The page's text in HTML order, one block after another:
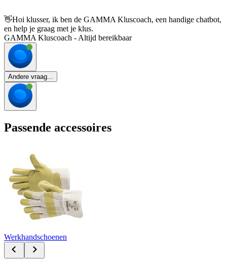
👋Hoi klusser, ik ben de GAMMA Kluscoach, een handige chatbot,
en help je graag met je klus.
GAMMA Kluscoach - Altijd bereikbaar
Andere vraag...
Passende accessoires
Werkhandschoenen